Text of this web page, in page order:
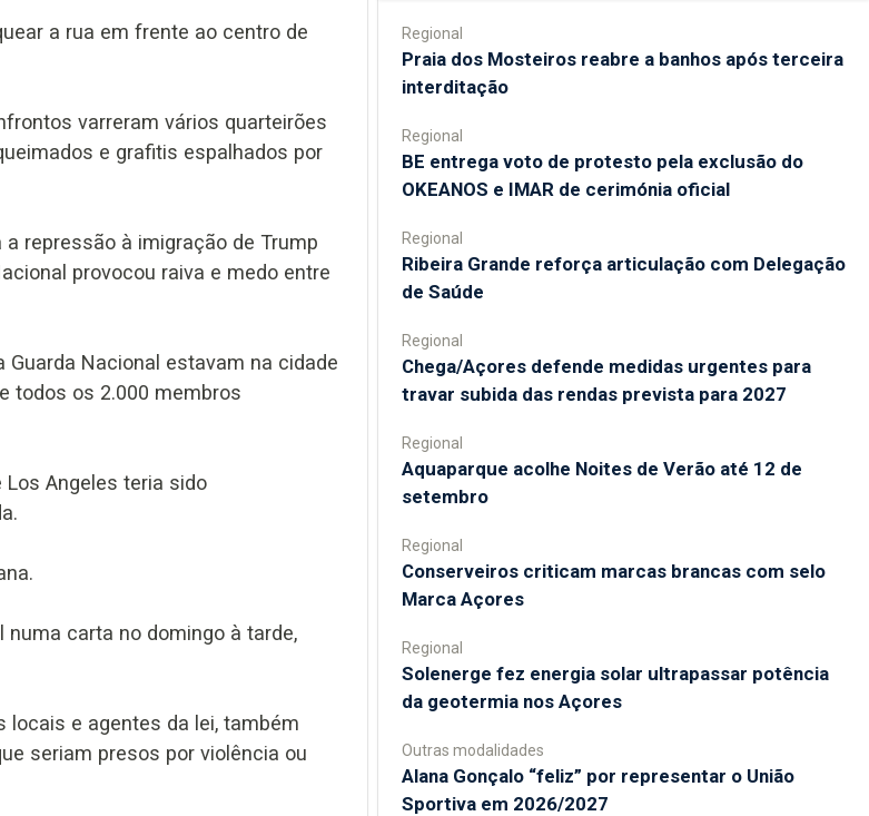
a rua em frente ao centro de
varreram vários quarteirões
e grafitis espalhados por
repressão à imigração de Trump
provocou raiva e medo entre
Nacional estavam na cidade
todos os 2.000 membros
Angeles teria sido
numa carta no domingo à tarde,
locais e agentes da lei, também
seriam presos por violência ou
Regional
Praia dos Mosteiros reabre a banhos após terceira
interditação
Regional
BE entrega voto de protesto pela exclusão do
OKEANOS e IMAR de cerimónia oficial
Regional
Ribeira Grande reforça articulação com Delegação
de Saúde
Regional
Chega/Açores defende medidas urgentes para
travar subida das rendas prevista para 2027
Regional
Aquaparque acolhe Noites de Verão até 12 de
setembro
Regional
Conserveiros criticam marcas brancas com selo
Marca Açores
Regional
Solenerge fez energia solar ultrapassar potência
da geotermia nos Açores
Outras modalidades
Alana Gonçalo “feliz” por representar o União
Sportiva em 2026/2027